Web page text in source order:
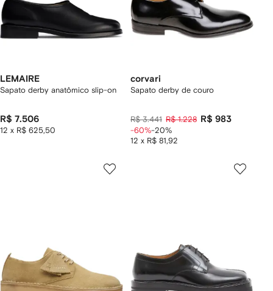
LEMAIRE
Sapato derby anatômico slip-on
R$ 7.506
12 x R$ 625,50
corvari
Sapato derby de couro
R$ 3.441 R$ 1.228 R$ 983
12 x R$ 81,92
-60%-20%